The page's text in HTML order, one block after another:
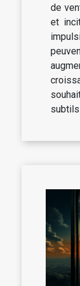
de
et
subtils